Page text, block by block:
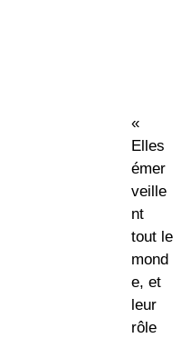
«
Elles
émer
veille
nt
tout le
mond
e, et
leur
rôle